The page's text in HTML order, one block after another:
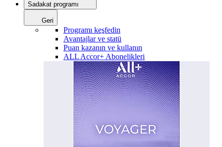
Sadakat programı
Geri
Programı keşfedin
Avantajlar ve statü
Puan kazanın ve kullanın
ALL Accor+ Abonelikleri